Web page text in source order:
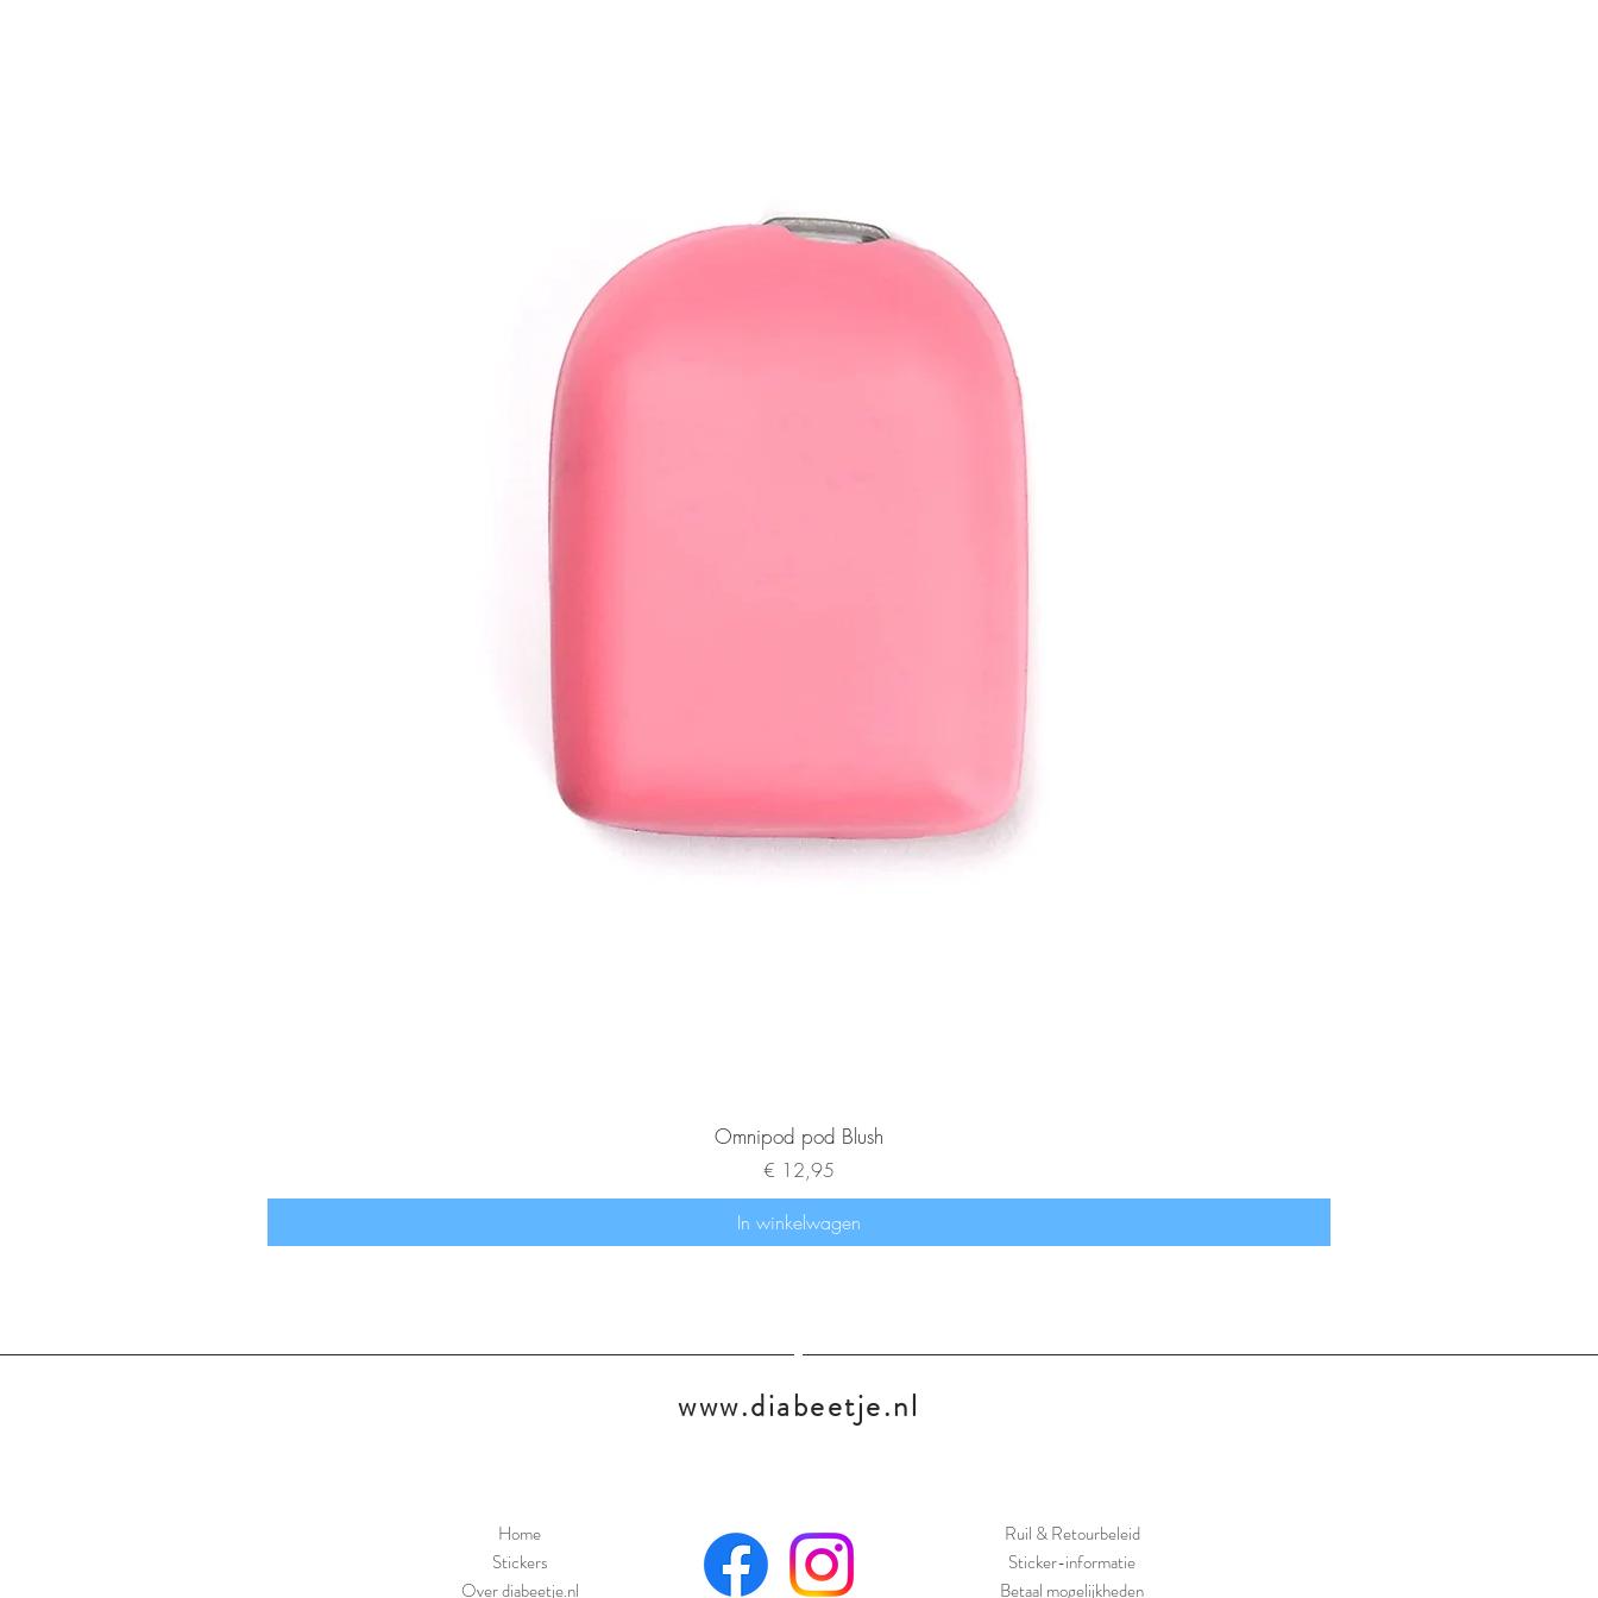
Omnipod pod Blush
Prijs
€ 12,95
In winkelwagen
www.diabeetje.nl
Home
Stickers
Over diabeetje.nl
Ruil & Retourbeleid
Sticker-informatie
Betaal mogelijkheden